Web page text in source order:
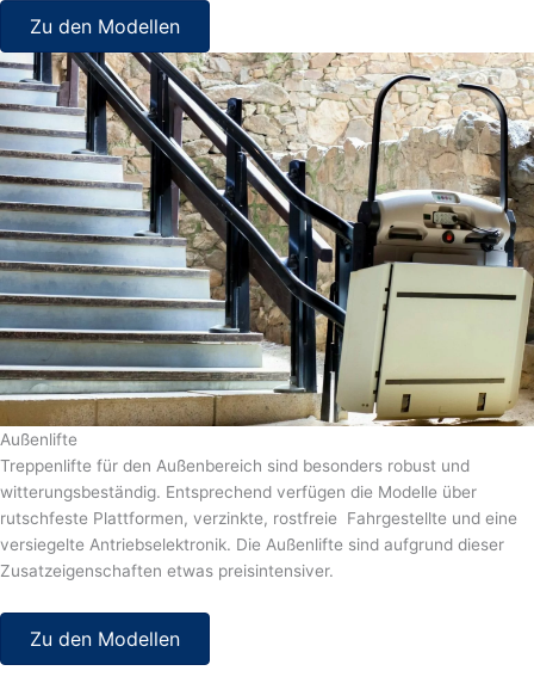
Zu den Modellen
Außenlifte
Treppenlifte für den Außenbereich sind besonders robust und
witterungsbeständig. Entsprechend verfügen die Modelle über
rutschfeste Plattformen, verzinkte, rostfreie Fahrgestellte und eine
versiegelte Antriebselektronik. Die Außenlifte sind aufgrund dieser
Zusatzeigenschaften etwas preisintensiver.
Zu den Modellen